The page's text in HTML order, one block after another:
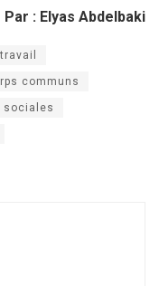
Par : Elyas Abdelbaki
communs
sociales